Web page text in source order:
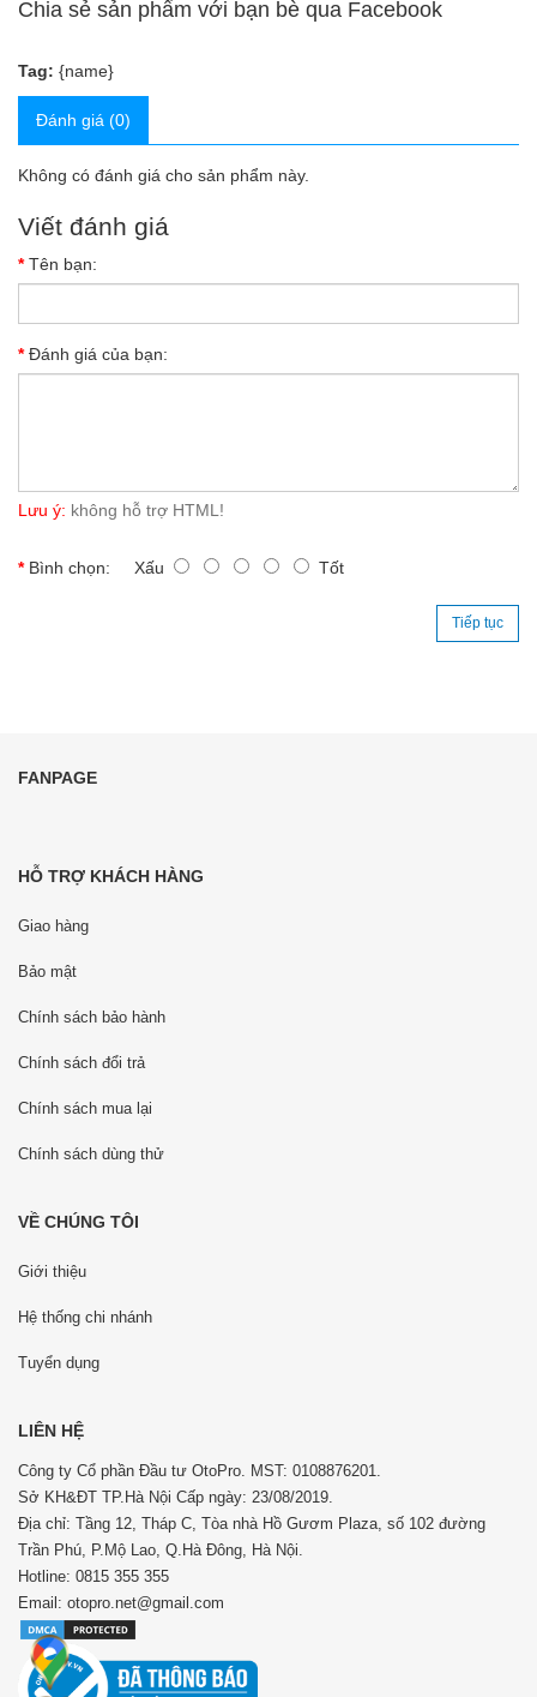
Chia sẻ sản phẩm với bạn bè qua Facebook
Tag: {name}
Đánh giá (0)
Không có đánh giá cho sản phẩm này.
Viết đánh giá
Tên bạn:
Đánh giá của bạn:
Lưu ý: không hỗ trợ HTML!
Bình chọn: Xấu Tốt
Tiếp tục
FANPAGE
HỖ TRỢ KHÁCH HÀNG
Giao hàng
Bảo mật
Chính sách bảo hành
Chính sách đổi trả
Chính sách mua lại
Chính sách dùng thử
VỀ CHÚNG TÔI
Giới thiệu
Hệ thống chi nhánh
Tuyển dụng
LIÊN HỆ
Công ty Cổ phần Đầu tư OtoPro. MST: 0108876201.
Sở KH&ĐT TP.Hà Nội Cấp ngày: 23/08/2019.
Địa chỉ: Tầng 12, Tháp C, Tòa nhà Hồ Gươm Plaza, số 102 đường
Trần Phú, P.Mộ Lao, Q.Hà Đông, Hà Nội.
Hotline: 0815 355 355
Email: otopro.net@gmail.com